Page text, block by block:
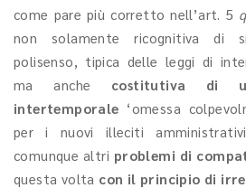
come pare più corretto nell’art. 5
non solamente ricognitiva di
polisenso, tipica delle leggi di
ma anche costitutiva di
intertemporale ‘omessa
per i nuovi illeciti
comunque altri problemi di
questa volta con il principio di